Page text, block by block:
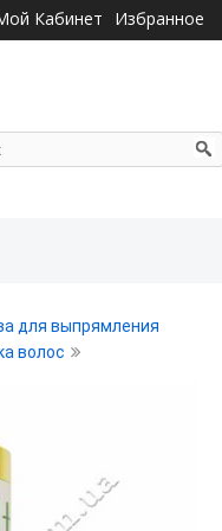
Кабинет Избранное
для выпрямления
волос